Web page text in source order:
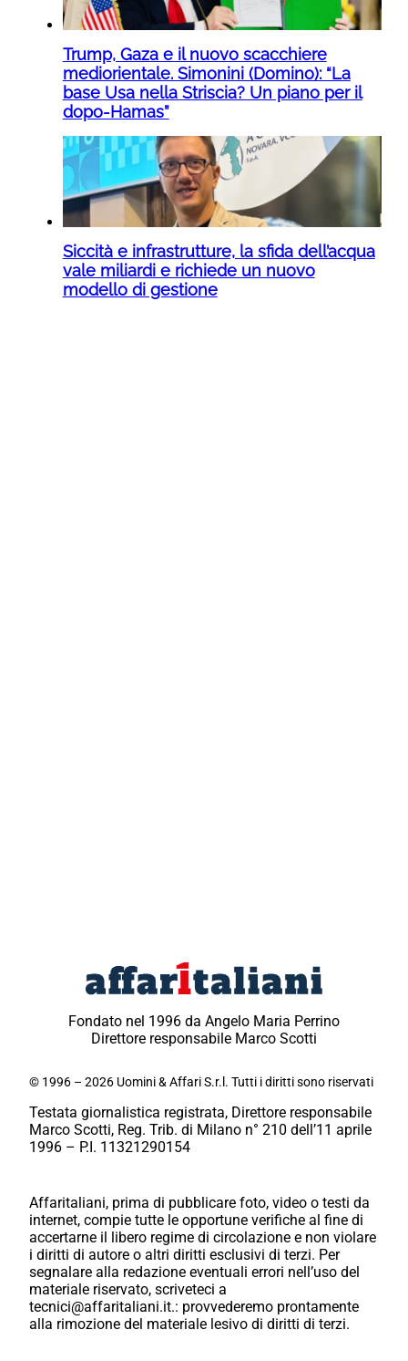
Trump, Gaza e il nuovo scacchiere
mediorientale. Simonini (Domino): “La
base Usa nella Striscia? Un piano per il
dopo-Hamas”
Siccità e infrastrutture, la sfida dell’acqua
vale miliardi e richiede un nuovo
modello di gestione
Fondato nel 1996 da Angelo Maria Perrino
Direttore responsabile Marco Scotti
© 1996 – 2026 Uomini & Affari S.r.l. Tutti i diritti sono riservati
Testata giornalistica registrata, Direttore responsabile
Marco Scotti, Reg. Trib. di Milano n° 210 dell’11 aprile
1996 – P.I. 11321290154
Affaritaliani, prima di pubblicare foto, video o testi da
internet, compie tutte le opportune verifiche al fine di
accertarne il libero regime di circolazione e non violare
i diritti di autore o altri diritti esclusivi di terzi. Per
segnalare alla redazione eventuali errori nell’uso del
materiale riservato, scriveteci a
tecnici@affaritaliani.it.: provvederemo prontamente
alla rimozione del materiale lesivo di diritti di terzi.